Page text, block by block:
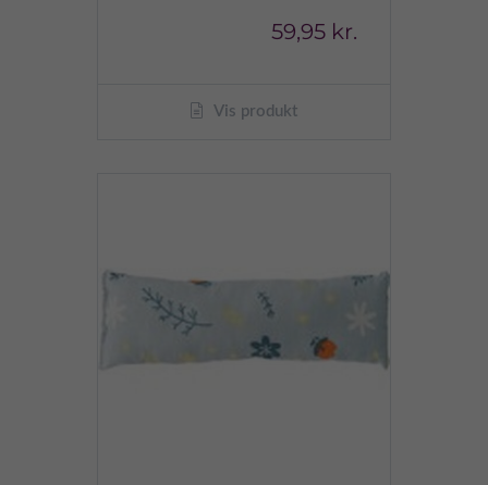
59,95 kr.
Vis produkt